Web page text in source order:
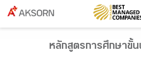
หลักสูตรการศึกษาขั้